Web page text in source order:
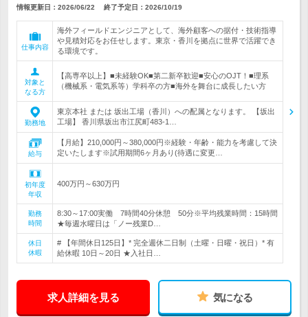
情報更新日：2026/06/22 終了予定日： 2026/10/19
仕事内容
海外フィールドエンジニアとして、海外顧客への据付・技術指導
や見積対応をお任せします。東京・香川を拠点に世界で活躍でき
る環境です。
対象と
なる方
【高専卒以上】■未経験OK■第二新卒歓迎■安心のOJT！■理系
（機械系・電気系等）学科卒の方■海外を舞台に成長したい方
勤務地
東京本社 または 坂出工場（香川）への配属となります。 【坂出
工場】 香川県坂出市江尻町483-1…
給与
【月給】210,000円～380,000円※経験・年齢・能力を考慮して決
定いたします※試用期間6ヶ月あり(待遇に変更…
初年度
年収
400万円～630万円
勤務
時間
8:30～17:00実働 7時間40分休憩 50分※平均残業時間：15時間
★毎週水曜日は「ノー残業D…
休日
休暇
# 【年間休日125日】* 完全週休二日制（土曜・日曜・祝日）* 有
給休暇 10日～20日 ★入社日…
求人詳細を見る 気になる